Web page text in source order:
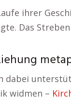
ihrer
Das
dabei
widmen –